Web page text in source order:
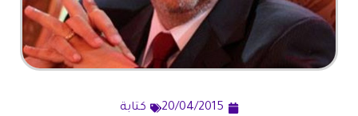
20/04/2015 كتابة